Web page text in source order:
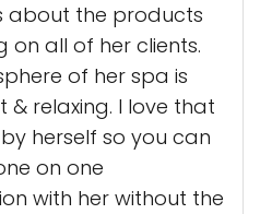
about the products
on all of her clients.
of her spa is
& relaxing. I love that
herself so you can
on one
with her without the